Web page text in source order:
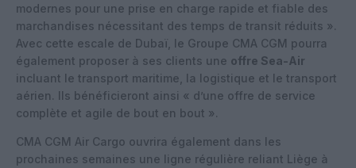
modernes pour une prise en charge rapide et fiable des
marchandises nécessitant des temps de transit réduits ».
Avec cette escale de Dubaï, le Groupe CMA CGM pourra
également proposer à ses clients une offre Sea-Air
incluant le transport maritime, la logistique et le transport
aérien. Ils bénéficieront ainsi « d’une offre de service
complète et agile de bout en bout ».
CMA CGM Air Cargo ouvrira également dans les
prochaines semaines une ligne régulière reliant Liège à